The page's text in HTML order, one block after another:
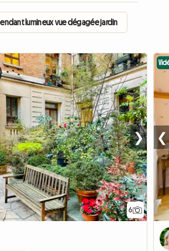
lumineux vue dégagée jardin
6
❯ ❮